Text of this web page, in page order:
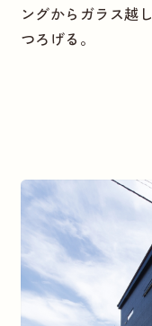
ングからガラス越
つろげる。